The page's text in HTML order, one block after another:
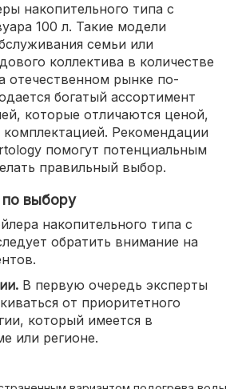
накопительного типа с
100 л. Такие модели
семьи или
коллектива в количестве
отечественном рынке по-
богатый ассортимент
которые отличаются ценой,
комплектацией. Рекомендации
помогут потенциальным
правильный выбор.
выбору
накопительного типа с
обратить внимание на
В первую очередь эксперты
от приоритетного
который имеется в
или регионе.